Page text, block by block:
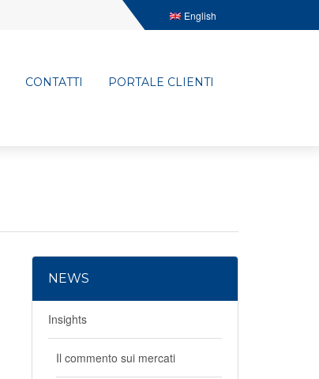
English
CONTATTI PORTALE CLIENTI
NEWS
Insights
Il commento sui mercati